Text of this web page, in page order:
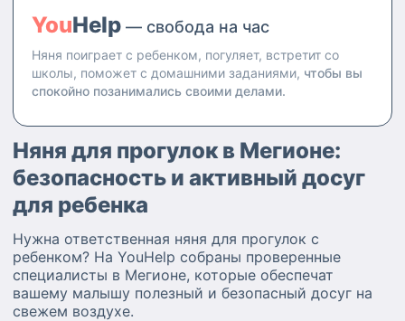
YouHelp — свобода на час
Няня поиграет с ребенком, погуляет, встретит со
школы, поможет с домашними заданиями, чтобы вы
спокойно позанимались своими делами.
Няня для прогулок в Мегионе:
безопасность и активный досуг
для ребенка
Нужна ответственная няня для прогулок с
ребенком? На YouHelp собраны проверенные
специалисты в Мегионе, которые обеспечат
вашему малышу полезный и безопасный досуг на
свежем воздухе.